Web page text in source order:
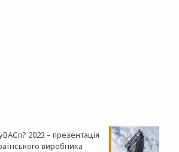
2023 – презентація
виробника